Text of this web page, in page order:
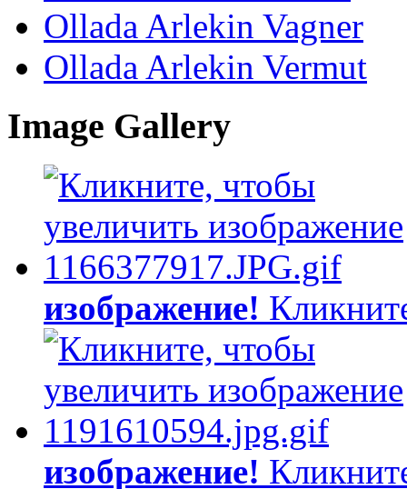
Ollada Arlekin Vagner
Ollada Arlekin Vermut
Image Gallery
изображение!
изображение!